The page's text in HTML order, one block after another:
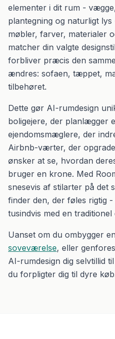
elementer i dit rum -
plantegning og naturligt
møbler, farver, materialer
matcher din valgte
forbliver præcis den
ændres: sofaen, tæppet,
tilbehøret.
Dette gør AI-rumdesign
boligejere, der planlægger
ejendomsmæglere, der
Airbnb-værter, der
ønsker at se, hvordan
bruger en krone. Med
snesevis af stilarter på det
finder den, der føles rigtig
tusindvis med en traditionel
Uanset om du ombygger en
soveværelse, eller
AI-rumdesign dig selvtillid
du forpligter dig til dyre